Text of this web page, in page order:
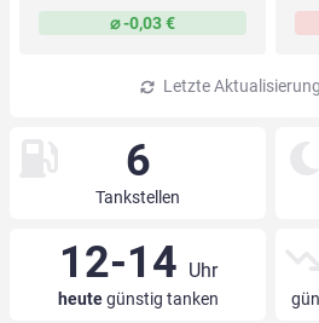
⌀ -0,03 €
Letzte
6
Tankstellen
12-14 Uhr
heutegünstig tanken